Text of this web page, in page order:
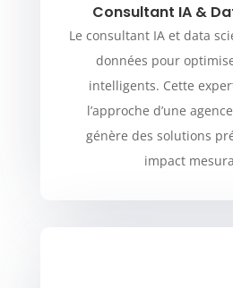
Consultant IA &
Le consultant IA et data
données pour
intelligents. Cette
l’approche d’une
génère des solutions
impact